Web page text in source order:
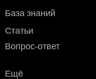
База знаний
Статьи
Вопрос-ответ
Ещё